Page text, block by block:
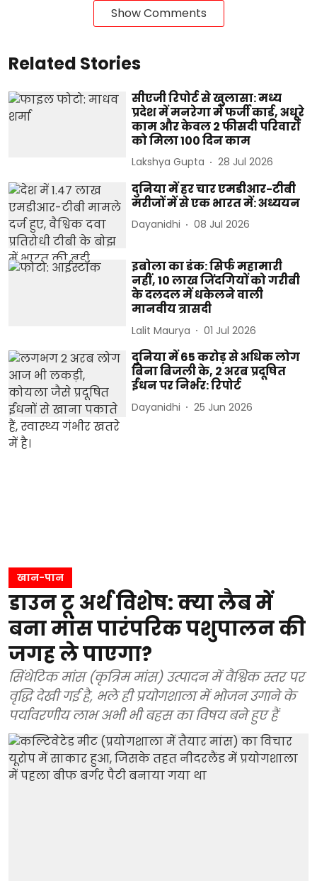
Show Comments
Related Stories
सीएजी रिपोर्ट से खुलासा: मध्य
प्रदेश में मनरेगा में फर्जी कार्ड, अधूरे
काम और केवल 2 फीसदी परिवारों
को मिला 100 दिन काम
Lakshya Gupta 28 Jul 2026
दुनिया में हर चार एमडीआर-टीबी
मरीजों में से एक भारत में: अध्ययन
Dayanidhi 08 Jul 2026
इबोला का डंक: सिर्फ महामारी
नहीं, 10 लाख जिंदगियों को गरीबी
के दलदल में धकेलने वाली
मानवीय त्रासदी
Lalit Maurya 01 Jul 2026
दुनिया में 65 करोड़ से अधिक लोग
बिना बिजली के, 2 अरब प्रदूषित
ईंधन पर निर्भर: रिपोर्ट
Dayanidhi 25 Jun 2026
खान-पान
डाउन टू अर्थ विशेष: क्या लैब में
बना मांस पारंपरिक पशुपालन की
जगह ले पाएगा?
सिंथेटिक मांस (कृत्रिम मांस) उत्पादन में वैश्विक स्तर पर
वृद्धि देखी गई है, भले ही प्रयोगशाला में भोजन उगाने के
पर्यावरणीय लाभ अभी भी बहस का विषय बने हुए हैं